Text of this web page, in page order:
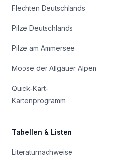
Flechten Deutschlands
Pilze Deutschlands
Pilze am Ammersee
Moose der Allgäuer Alpen
Quick-Kart-
Kartenprogramm
Tabellen & Listen
Literaturnachweise